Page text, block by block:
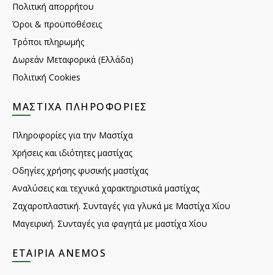
Πολιτική απορρήτου
Όροι & προϋποθέσεις
Τρόποι πληρωμής
Δωρεάν Μεταφορικά (Ελλάδα)
Πολιτική Cookies
ΜΑΣΤΊΧΑ ΠΛΗΡΟΦΟΡΊΕΣ
Πληροφορίες για την Μαστίχα
Χρήσεις και ιδιότητες μαστίχας
Οδηγίες χρήσης φυσικής μαστίχας
Αναλύσεις και τεχνικά χαρακτηριστικά μαστίχας
Ζαχαροπλαστική. Συνταγές για γλυκά με Μαστίχα Χίου
Μαγειρική. Συνταγές για φαγητά με μαστίχα Χίου
ΕΤΑΙΡΊΑ ANEMOS